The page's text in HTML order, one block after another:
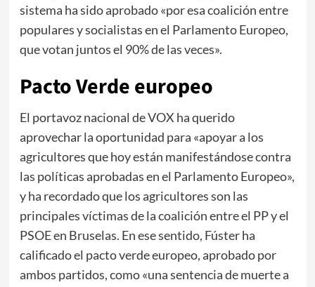
sistema ha sido aprobado «por esa coalición entre
populares y socialistas en el Parlamento Europeo,
que votan juntos el 90% de las veces».
Pacto Verde europeo
El portavoz nacional de VOX ha querido
aprovechar la oportunidad para «apoyar a los
agricultores que hoy están manifestándose contra
las políticas aprobadas en el Parlamento Europeo»,
y ha recordado que los agricultores son las
principales víctimas de la coalición entre el PP y el
PSOE en Bruselas. En ese sentido, Fúster ha
calificado el pacto verde europeo, aprobado por
ambos partidos, como «una sentencia de muerte a